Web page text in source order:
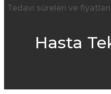
Tedavi süreleri ve
Hasta